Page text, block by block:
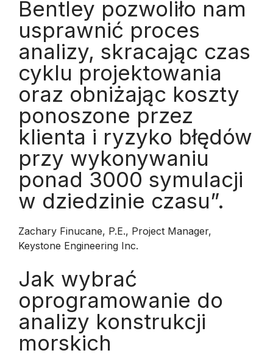
Bentley pozwoliło nam
usprawnić proces
analizy, skracając czas
cyklu projektowania
oraz obniżając koszty
ponoszone przez
klienta i ryzyko błędów
przy wykonywaniu
ponad 3000 symulacji
w dziedzinie czasu”.
Zachary Finucane, P.E., Project Manager,
Keystone Engineering Inc.
Jak wybrać
oprogramowanie do
analizy konstrukcji
morskich